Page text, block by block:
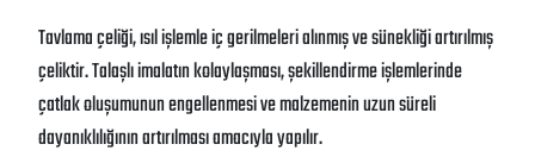
Tavlama çeliği, ısıl işlemle iç gerilmeleri alınmış ve sünekliği artırılmış
çeliktir. Talaşlı imalatın kolaylaşması, şekillendirme işlemlerinde
çatlak oluşumunun engellenmesi ve malzemenin uzun süreli
dayanıklılığının artırılması amacıyla yapılır.